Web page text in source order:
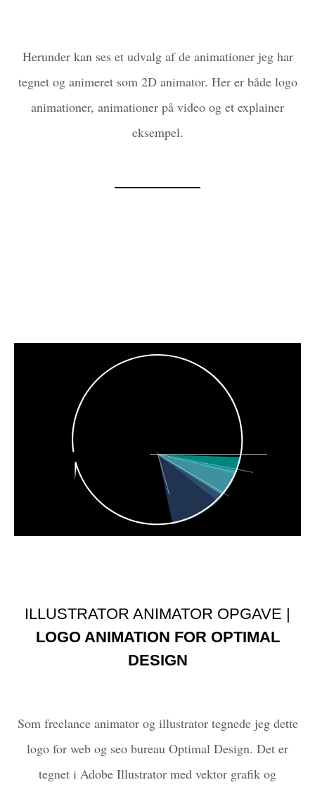
Herunder kan ses et udvalg af de animationer jeg har
tegnet og animeret som 2D animator. Her er både logo
animationer, animationer på video og et explainer
eksempel.
ILLUSTRATOR ANIMATOR OPGAVE |
LOGO ANIMATION FOR OPTIMAL
DESIGN
Som freelance animator og illustrator tegnede jeg dette
logo for web og seo bureau Optimal Design. Det er
tegnet i Adobe Illustrator med vektor grafik og